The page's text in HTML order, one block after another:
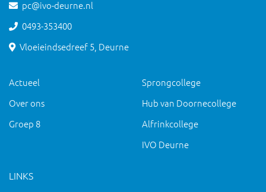
pc@ivo-deurne.nl
0493-353400
Vloeieindsedreef 5, Deurne
Actueel
Over ons
Groep 8
Sprongcollege
Hub van Doornecollege
Alfrinkcollege
IVO Deurne
LINKS